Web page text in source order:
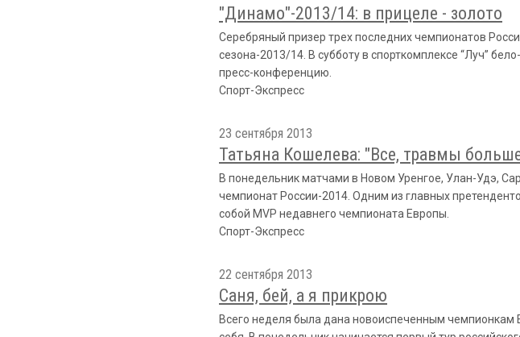
"Динамо"-2013/14: в прицеле - золото
Серебряный призер трех последних чемпионатов
сезона-2013/14. В субботу в спорткомплексе “Луч”
пресс-конференцию.
Спорт-Экспресс
23 сентября 2013
Татьяна Кошелева: "Все, травмы
В понедельник матчами в Новом Уренгое, Улан-Удэ,
чемпионат России-2014. Одним из главных
собой MVP недавнего чемпионата Европы.
Спорт-Экспресс
22 сентября 2013
Саня, бей, а я прикрою
Всего неделя была дана новоиспеченным чемпионкам